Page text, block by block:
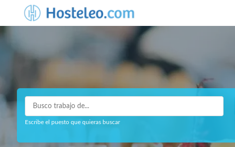
Escribe el puesto que quieras buscar